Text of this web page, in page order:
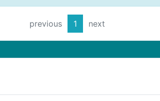
previous 1 next